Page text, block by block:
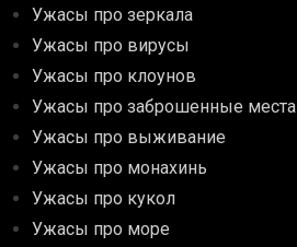
Ужасы про зеркала
Ужасы про вирусы
Ужасы про клоунов
Ужасы про заброшенные места
Ужасы про выживание
Ужасы про монахинь
Ужасы про кукол
Ужасы про море